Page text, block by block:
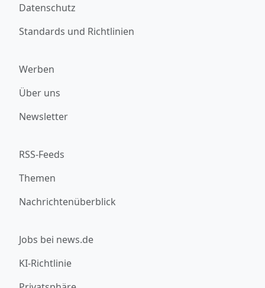
Datenschutz
Standards und Richtlinien
Werben
Über uns
Newsletter
RSS-Feeds
Themen
Nachrichtenüberblick
Jobs bei news.de
KI-Richtlinie